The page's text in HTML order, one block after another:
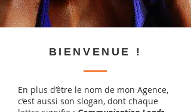
BIENVENUE !
En plus d’être le nom de mon Agence,
c’est aussi son slogan, dont chaque